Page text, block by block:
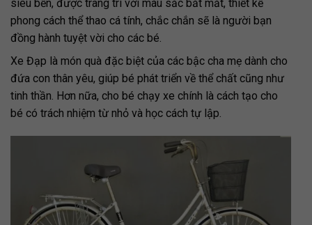
siêu bền, được trang trí với màu sắc bắt mắt, thiết kế
phong cách thể thao cá tính, chắc chắn sẽ là người bạn
đồng hành tuyệt vời cho các bé.
Xe Đạp là món quà đặc biệt của các bậc cha mẹ dành cho
đứa con thân yêu, giúp bé phát triển về thể chất cũng như
tinh thần. Hơn nữa, cho bé chạy xe chính là cách tạo cho
bé có trách nhiệm từ nhỏ và học cách tự lập.